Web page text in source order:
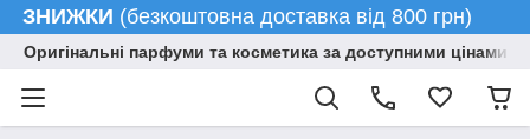
ЗНИЖКИ (безкоштовна доставка від 800 грн)
Оригінальні парфуми та косметика за доступними цінами